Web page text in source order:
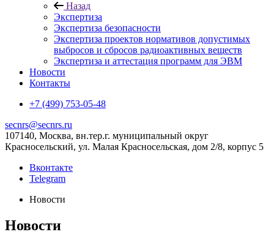
Назад
Экспертиза
Экспертиза безопасности
Экспертиза проектов нормативов допустимых
выбросов и сбросов радиоактивных веществ
Экспертиза и аттестация программ для ЭВМ
Новости
Контакты
+7 (499) 753-05-48
secnrs@secnrs.ru
107140, Москва, вн.тер.г. муниципальный округ
Красносельский, ул. Малая Красносельская, дом 2/8, корпус 5
Вконтакте
Telegram
Новости
Новости